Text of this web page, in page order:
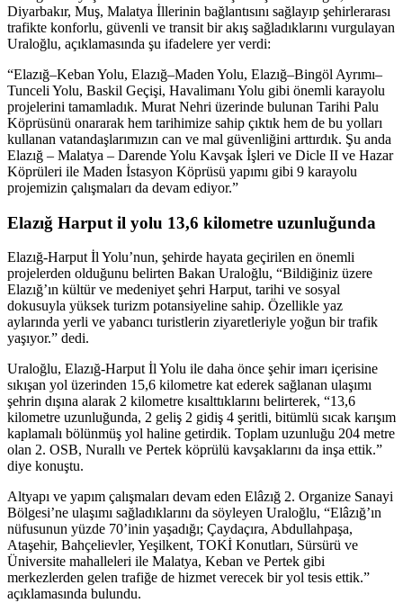
Diyarbakır, Muş, Malatya İllerinin bağlantısını sağlayıp şehirlerarası
trafikte konforlu, güvenli ve transit bir akış sağladıklarını vurgulayan
Uraloğlu, açıklamasında şu ifadelere yer verdi:
“Elazığ–Keban Yolu, Elazığ–Maden Yolu, Elazığ–Bingöl Ayrımı–
Tunceli Yolu, Baskil Geçişi, Havalimanı Yolu gibi önemli karayolu
projelerini tamamladık. Murat Nehri üzerinde bulunan Tarihi Palu
Köprüsünü onararak hem tarihimize sahip çıktık hem de bu yolları
kullanan vatandaşlarımızın can ve mal güvenliğini arttırdık. Şu anda
Elazığ – Malatya – Darende Yolu Kavşak İşleri ve Dicle II ve Hazar
Köprüleri ile Maden İstasyon Köprüsü yapımı gibi 9 karayolu
projemizin çalışmaları da devam ediyor.”
Elazığ Harput il yolu 13,6 kilometre uzunluğunda
Elazığ-Harput İl Yolu’nun, şehirde hayata geçirilen en önemli
projelerden olduğunu belirten Bakan Uraloğlu, “Bildiğiniz üzere
Elazığ’ın kültür ve medeniyet şehri Harput, tarihi ve sosyal
dokusuyla yüksek turizm potansiyeline sahip. Özellikle yaz
aylarında yerli ve yabancı turistlerin ziyaretleriyle yoğun bir trafik
yaşıyor.” dedi.
Uraloğlu, Elazığ-Harput İl Yolu ile daha önce şehir imarı içerisine
sıkışan yol üzerinden 15,6 kilometre kat ederek sağlanan ulaşımı
şehrin dışına alarak 2 kilometre kısalttıklarını belirterek, “13,6
kilometre uzunluğunda, 2 geliş 2 gidiş 4 şeritli, bitümlü sıcak karışım
kaplamalı bölünmüş yol haline getirdik. Toplam uzunluğu 204 metre
olan 2. OSB, Nurallı ve Pertek köprülü kavşaklarını da inşa ettik.”
diye konuştu.
Altyapı ve yapım çalışmaları devam eden Elâzığ 2. Organize Sanayi
Bölgesi’ne ulaşımı sağladıklarını da söyleyen Uraloğlu, “Elâzığ’ın
nüfusunun yüzde 70’inin yaşadığı; Çaydaçıra, Abdullahpaşa,
Ataşehir, Bahçelievler, Yeşilkent, TOKİ Konutları, Sürsürü ve
Üniversite mahalleleri ile Malatya, Keban ve Pertek gibi
merkezlerden gelen trafiğe de hizmet verecek bir yol tesis ettik.”
açıklamasında bulundu.